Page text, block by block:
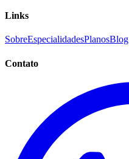
Links
SobreEspecialidadesPlanosBlog
Contato